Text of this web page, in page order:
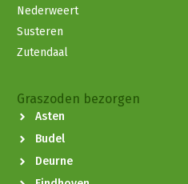
Nederweert
Susteren
Zutendaal
Graszoden bezorgen
Asten
Budel
Deurne